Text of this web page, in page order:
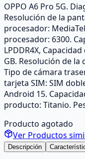
OPPO A6 Pro 5G.
Resolución de la
procesador:
procesador: 6300.
LPDDR4X,
GB. Resolución de la
Tipo de cámara
tarjeta SIM: SIM
Android 15.
producto: Titanio.
Producto agotado
Ver Productos
Descripción